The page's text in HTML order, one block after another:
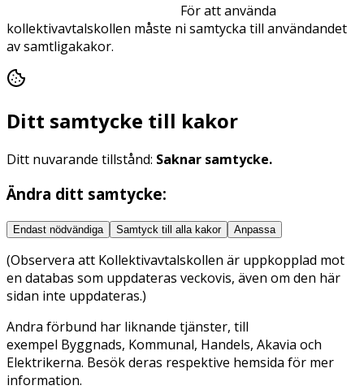
För att använda
kollektivavtalskollen måste ni samtycka till användandet
av samtligakakor.
Ditt samtycke till kakor
Ditt nuvarande tillstånd: Saknar samtycke.
Ändra ditt samtycke:
Endast nödvändiga Samtyck till alla kakor Anpassa
(Observera att Kollektivavtalskollen är uppkopplad mot
en databas som uppdateras veckovis, även om den här
sidan inte uppdateras.)
Andra förbund har liknande tjänster, till
exempel Byggnads, Kommunal, Handels, Akavia och
Elektrikerna. Besök deras respektive hemsida för mer
information.